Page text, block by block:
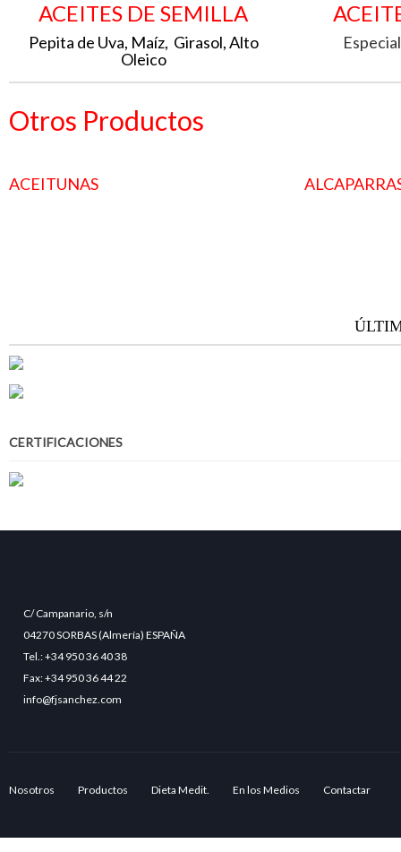
ACEITES DE SEMILLA
Pepita de Uva, Maíz, Girasol, Alto
Oleico
Otros Productos
ACEITUNAS
CERTIFICACIONES
C/ Campanario, s/n
04270 SORBAS (Almería) ESPAÑA
Tel.: +34 950 36 40 38
Fax: +34 950 36 44 22
info@fjsanchez.com
Nosotros Productos Dieta Medit. En los Medios Contactar